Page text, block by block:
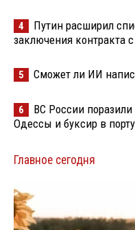
4
Путин расширил
заключения контракта
5 Сможет ли ИИ
6
ВС России
Одессы и буксир в
Главное сегодня